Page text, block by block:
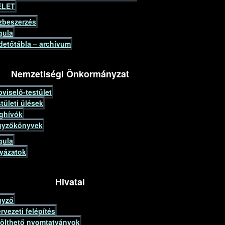
– archívum
Nemzetiségi Önkormányzat
testület
ülések
Hivatal
felépítés
nyomtatványok